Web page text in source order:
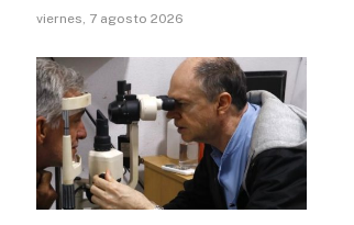
viernes, 7 agosto 2026